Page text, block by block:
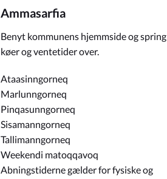
Ammasarfia
Benyt kommunens hjemmside og spring
køer og ventetider over.
Ataasinngorneq
Marlunngorneq
Pinqasunngorneq
Sisamanngorneq
Tallimanngorneq
Weekendi matoqqavoq
Abningstiderne gælder for fysiske og